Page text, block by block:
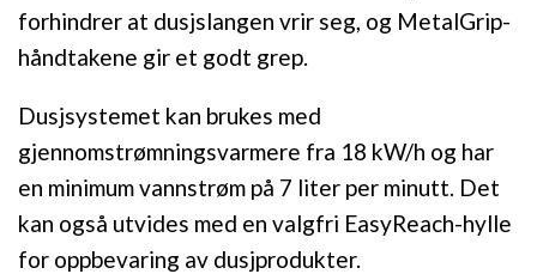
forhindrer at dusjslangen vrir seg, og MetalGrip-
håndtakene gir et godt grep.
Dusjsystemet kan brukes med
gjennomstrømningsvarmere fra 18 kW/h og har
en minimum vannstrøm på 7 liter per minutt. Det
kan også utvides med en valgfri EasyReach-hylle
for oppbevaring av dusjprodukter.